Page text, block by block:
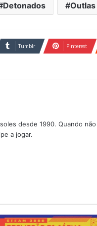
Detonados Outlas
Tumblr Pinterest
desde 1990. Quando
a jogar.